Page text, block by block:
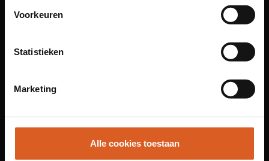
Voorkeuren
Statistieken
Marketing
Alle cookies toestaan
Over ons
Locaties